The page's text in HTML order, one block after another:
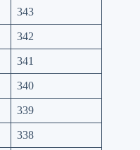
343
342
341
340
339
338